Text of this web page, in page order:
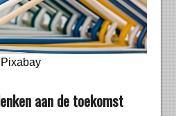
aan de toekomst